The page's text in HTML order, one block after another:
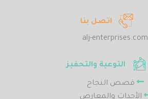
اتصل بنا
alj-enterprises.com
التوعية والتحفيز
قصص النجاح
الأحداث والمعارض